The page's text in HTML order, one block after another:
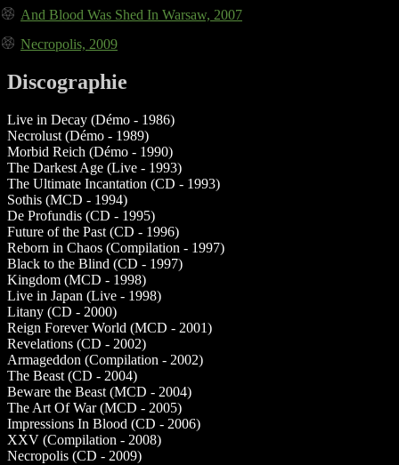
And Blood Was Shed In Warsaw, 2007
Necropolis, 2009
Discographie
Live in Decay (Démo - 1986)
Necrolust (Démo - 1989)
Morbid Reich (Démo - 1990)
The Darkest Age (Live - 1993)
The Ultimate Incantation (CD - 1993)
Sothis (MCD - 1994)
De Profundis (CD - 1995)
Future of the Past (CD - 1996)
Reborn in Chaos (Compilation - 1997)
Black to the Blind (CD - 1997)
Kingdom (MCD - 1998)
Live in Japan (Live - 1998)
Litany (CD - 2000)
Reign Forever World (MCD - 2001)
Revelations (CD - 2002)
Armageddon (Compilation - 2002)
The Beast (CD - 2004)
Beware the Beast (MCD - 2004)
The Art Of War (MCD - 2005)
Impressions In Blood (CD - 2006)
XXV (Compilation - 2008)
Necropolis (CD - 2009)